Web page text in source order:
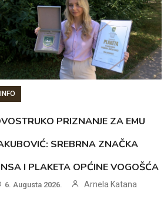
INFO
PRIZNANJE ZA EMU
SREBRNA ZNAČKA
I PLAKETA OPĆINE VOGOŠĆA
6. Augusta 2026. Arnela Katana